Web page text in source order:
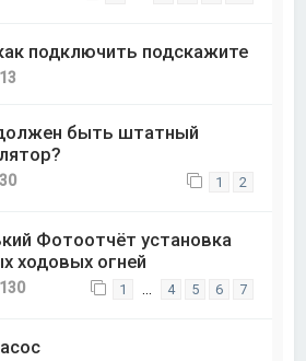
подключить подскажите
13
быть штатный
30 1 2
Фотоотчёт установка
ходовых огней
130 1 4 5 6 7